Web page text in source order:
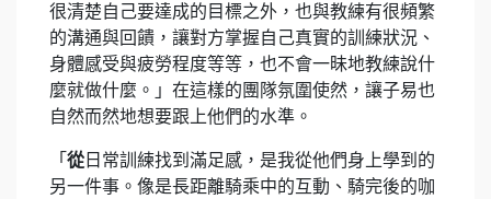
很清楚自己要達成的目標之外，也與教練有很頻繁
的溝通與回饋，讓對方掌握自己真實的訓練狀況、
身體感受與疲勞程度等等，也不會一昧地教練說什
麼就做什麼。」在這樣的團隊氛圍使然，讓子易也
自然而然地想要跟上他們的水準。
「 從 日常訓練找到滿足感，是我從他們身上學到的
另一件事。像是長距離騎乘中的互動、騎完後的咖